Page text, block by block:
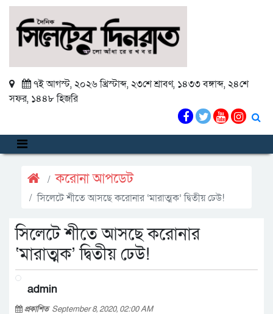
৭ই আগস্ট, ২০২৬ খ্রিস্টাব্দ, ২৩শে শ্রাবণ, ১৪৩৩ বঙ্গাব্দ, ২৪শে
সফর, ১৪৪৮ হিজরি
করোনা আপডেট
সিলেটে শীতে আসছে করোনার ‘মারাত্মক’ দ্বিতীয় ঢেউ!
সিলেটে শীতে আসছে করোনার
‘মারাত্মক’ দ্বিতীয় ঢেউ!
admin
প্রকাশিত September 8, 2020, 02:00 AM